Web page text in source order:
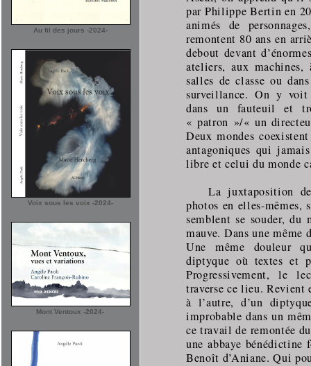
Au fil des jours -2024-
Voix sous les voix -2024-
Mont Ventoux -2024-
par Philippe Bertin en
animés de
remontent 80 ans en
debout devant
ateliers, aux
salles de classe ou
surveillance. On y
dans un fauteuil et
« patron »/« un
Deux mondes
antagoniques qui
libre et celui du monde
La juxtaposition
photos en elles-mêmes,
semblent se souder,
mauve. Dans une même
Une même douleur
diptyque où textes et
Progressivement, le
traverse ce lieu. Revient
à l’autre, d’un
improbable dans un
ce travail de remontée
une abbaye
Benoît d’Aniane. Qui